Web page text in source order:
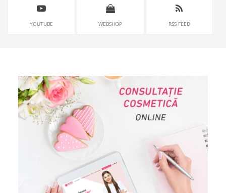
YOUTUBE WEBSHOP RSS FEED